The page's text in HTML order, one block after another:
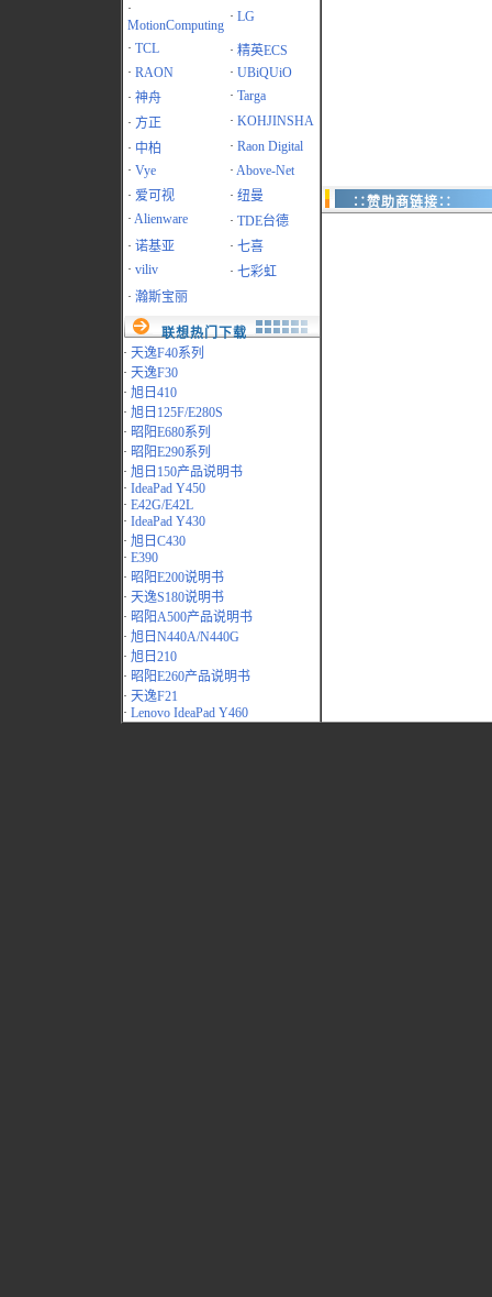
·
MotionComputing
· LG
· TCL · 精英ECS
· RAON · UBiQUiO
· 神舟 · Targa
· 方正 · KOHJINSHA
· 中柏 · Raon Digital
· Vye · Above-Net
· 爱可视 · 纽曼
· Alienware · TDE台德
· 诺基亚 · 七喜
· viliv · 七彩虹
· 瀚斯宝丽
联想热门下载
· 天逸F40系列
· 天逸F30
· 旭日410
· 旭日125F/E280S
· 昭阳E680系列
· 昭阳E290系列
· 旭日150产品说明书
· IdeaPad Y450
· E42G/E42L
· IdeaPad Y430
· 旭日C430
· E390
· 昭阳E200说明书
· 天逸S180说明书
· 昭阳A500产品说明书
· 旭日N440A/N440G
· 旭日210
· 昭阳E260产品说明书
· 天逸F21
· Lenovo IdeaPad Y460
∷赞助商链接∷